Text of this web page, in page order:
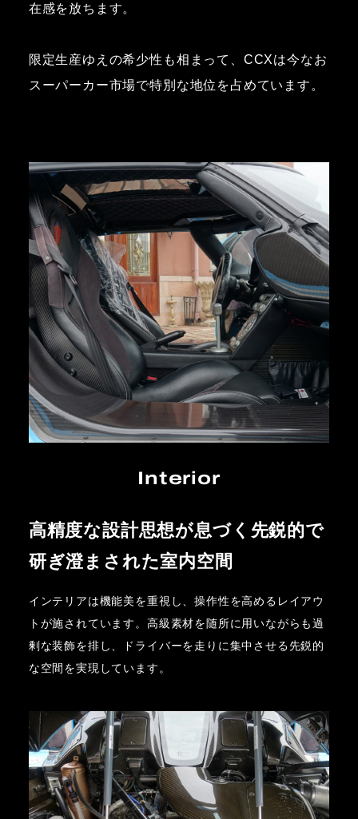
在感を放ちます。
限定生産ゆえの希少性も相まって、CCXは今なお
スーパーカー市場で特別な地位を占めています。
Interior
高精度な設計思想が息づく先鋭的で
研ぎ澄まされた室内空間
インテリアは機能美を重視し、操作性を高めるレイアウ
トが施されています。高級素材を随所に用いながらも過
剰な装飾を排し、ドライバーを走りに集中させる先鋭的
な空間を実現しています。